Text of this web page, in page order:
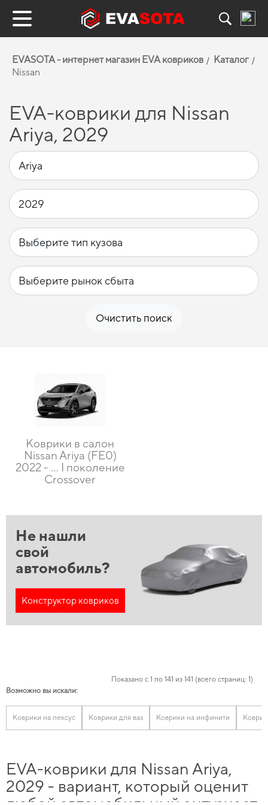
EVASOTA - интернет магазин EVA ковриков
Каталог
Nissan
EVA-коврики для Nissan
Ariya, 2029
Очистить поиск
Коврики в салон
Nissan Ariya (FE0)
2022 - ... I поколение
Crossover
Не нашли
свой
автомобиль?
Конструктор ковриков
Показано с 1 по 141 из 141 (всего страниц: 1)
Возможно вы искали:
Коврики на лексус Коврики для ваз Коврики на инфинити
EVA-коврики для Nissan Ariya,
2029 - вариант, который оценит